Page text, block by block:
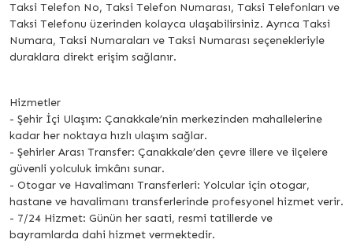
Taksi Telefon No, Taksi Telefon Numarası, Taksi Telefonları ve
Taksi Telefonu üzerinden kolayca ulaşabilirsiniz. Ayrıca Taksi
Numara, Taksi Numaraları ve Taksi Numarası seçenekleriyle
duraklara direkt erişim sağlanır.
Hizmetler
- Şehir İçi Ulaşım: Çanakkale’nin merkezinden mahallelerine
kadar her noktaya hızlı ulaşım sağlar.
- Şehirler Arası Transfer: Çanakkale’den çevre illere ve ilçelere
güvenli yolculuk imkânı sunar.
- Otogar ve Havalimanı Transferleri: Yolcular için otogar,
hastane ve havalimanı transferlerinde profesyonel hizmet verir.
- 7/24 Hizmet: Günün her saati, resmi tatillerde ve
bayramlarda dahi hizmet vermektedir.